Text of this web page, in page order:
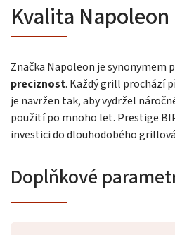
Kvalita Napoleon
Značka Napoleon je synonymem
preciznost. Každý grill prochází
je navržen tak, aby vydržel
použití po mnoho let. Prestige
investici do dlouhodobého
Doplňkové